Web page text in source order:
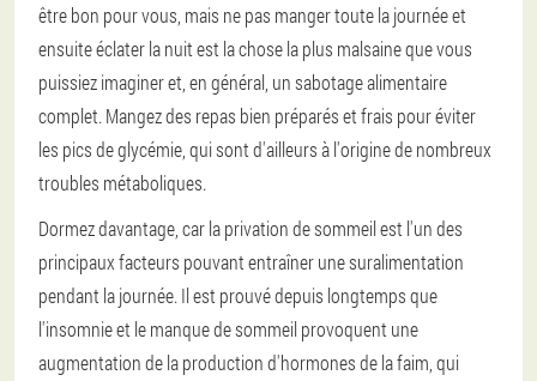
être bon pour vous, mais ne pas manger toute la journée et
ensuite éclater la nuit est la chose la plus malsaine que vous
puissiez imaginer et, en général, un sabotage alimentaire
complet. Mangez des repas bien préparés et frais pour éviter
les pics de glycémie, qui sont d'ailleurs à l'origine de nombreux
troubles métaboliques.
Dormez davantage, car la privation de sommeil est l'un des
principaux facteurs pouvant entraîner une suralimentation
pendant la journée. Il est prouvé depuis longtemps que
l'insomnie et le manque de sommeil provoquent une
augmentation de la production d'hormones de la faim, qui